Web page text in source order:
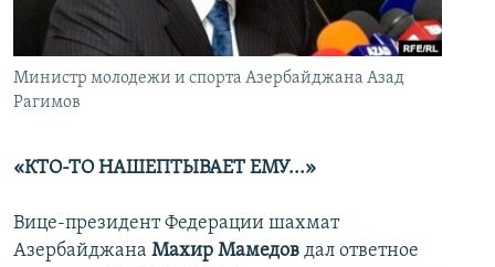
İNFOQRAFIKA
KARIKATURA
AZƏRBAYCAN ƏDƏBIYYATI KITABXANASI
İSLAM VƏ DEMOKRATIYA
İZ - MƏDƏNIYYƏT PROQRAMI
MISSIYAMIZ
PEŞƏ ETIKASI VƏ JURNALISTIKA STANDARTLARIMIZ
MATERIALLARIMIZDAN ISTIFADƏ
XƏBƏR BÜLLETENLƏRIMIZ
BIZI IZLƏ
Министр молодежи и спорта Азербайджана Азад
Рагимов
«КТО-ТО НАШЕПТЫВАЕТ ЕМУ...»
Вице-президент Федерации шахмат
Азербайджана Махир Мамедов дал ответное